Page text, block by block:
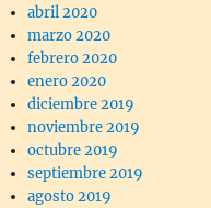
abril 2020
marzo 2020
febrero 2020
enero 2020
diciembre 2019
noviembre 2019
octubre 2019
septiembre 2019
agosto 2019